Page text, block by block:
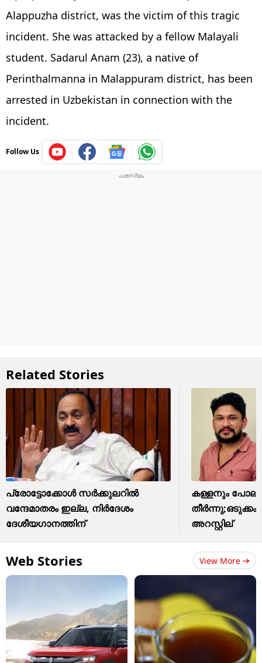
Alappuzha district, was the victim of this tragic
incident. She was attacked by a fellow Malayali
student. Sadarul Anam (23), a native of
Perinthalmanna in Malappuram district, has been
arrested in Uzbekistan in connection with the
incident.
Follow Us
Related Stories
പ്രോട്ടോക്കോൾ സർക്കുലറിൽ
വന്ദേമാതരം ഇല്ല, നിർദേശം
ദേശീയഗാനത്തിന്
കള്ളനും
അറസ്റ്റില്
Web Stories View More